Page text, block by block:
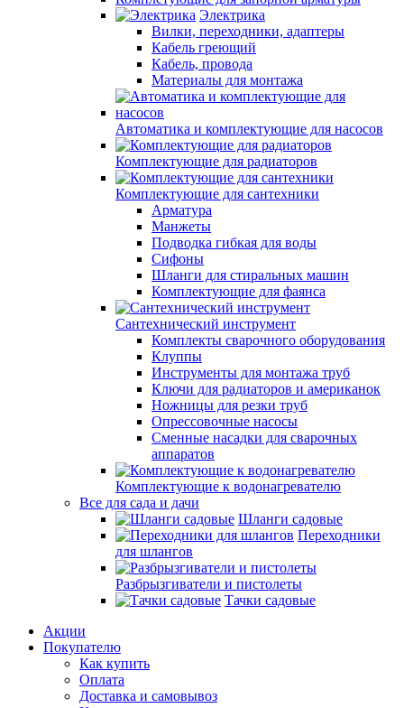
Электрика
Вилки, переходники, адаптеры
Кабель греющий
Кабель, провода
Материалы для монтажа
Автоматика и комплектующие для насосов
Комплектующие для радиаторов
Комплектующие для сантехники
Арматура
Манжеты
Подводка гибкая для воды
Сифоны
Шланги для стиральных машин
Комплектующие для фаянса
Сантехнический инструмент
Комплекты сварочного оборудования
Клуппы
Инструменты для монтажа труб
Ключи для радиаторов и американок
Ножницы для резки труб
Опрессовочные насосы
Сменные насадки для сварочных
аппаратов
Комплектующие к водонагревателю
Все для сада и дачи
Шланги садовые
Переходники
для шлангов
Разбрызгиватели и пистолеты
Тачки садовые
Акции
Покупателю
Как купить
Оплата
Доставка и самовывоз